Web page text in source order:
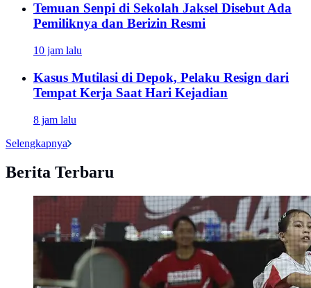
Temuan Senpi di Sekolah Jaksel Disebut Ada
Pemiliknya dan Berizin Resmi
10 jam lalu
Kasus Mutilasi di Depok, Pelaku Resign dari
Tempat Kerja Saat Hari Kejadian
8 jam lalu
Selengkapnya
Berita Terbaru